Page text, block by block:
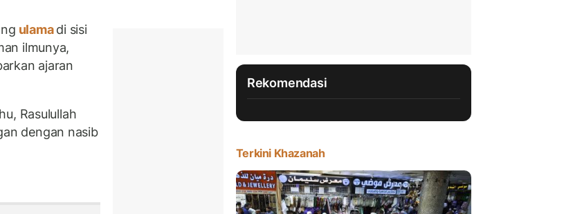
ulamadi sisi
ilmunya,
ajaran
Rasulullah
dengan nasib
Rekomendasi
Terkini Khazanah